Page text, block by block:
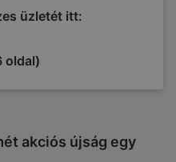
üzletét itt:
oldal)
akciós újság egy